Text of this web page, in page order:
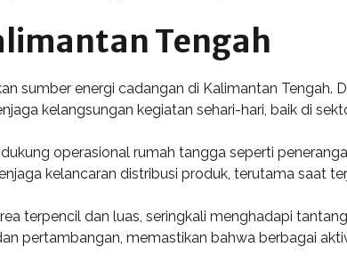
Tengah
sumber energi cadangan di Kalimantan Tengah.
kelangsungan kegiatan sehari-hari, baik di
operasional rumah tangga seperti
kelancaran distribusi produk, terutama saat
terpencil dan luas, seringkali menghadapi
pertambangan, memastikan bahwa berbagai